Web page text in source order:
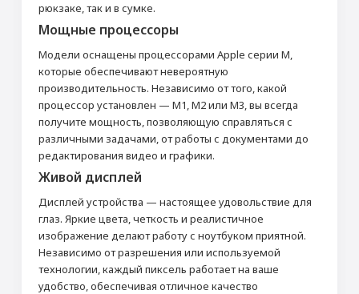
рюкзаке, так и в сумке.
Мощные процессоры
Модели оснащены процессорами Apple серии M,
которые обеспечивают невероятную
производительность. Независимо от того, какой
процессор установлен — M1, M2 или M3, вы всегда
получите мощность, позволяющую справляться с
различными задачами, от работы с документами до
редактирования видео и графики.
Живой дисплей
Дисплей устройства — настоящее удовольствие для
глаз. Яркие цвета, четкость и реалистичное
изображение делают работу с ноутбуком приятной.
Независимо от разрешения или используемой
технологии, каждый пиксель работает на ваше
удобство, обеспечивая отличное качество